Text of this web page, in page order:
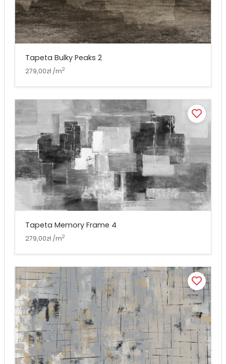
Tapeta Bulky Peaks 2
279,00zł /m2
Tapeta Memory Frame 4
279,00zł /m2